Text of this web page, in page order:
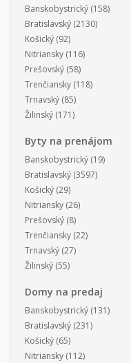
Banskobystrický (158)
Bratislavský (2130)
Košický (92)
Nitriansky (116)
Prešovský (58)
Trenčiansky (118)
Trnavský (85)
Žilinský (171)
Byty na prenájom
Banskobystrický (19)
Bratislavský (3597)
Košický (29)
Nitriansky (26)
Prešovský (8)
Trenčiansky (22)
Trnavský (27)
Žilinský (55)
Domy na predaj
Banskobystrický (131)
Bratislavský (231)
Košický (65)
Nitriansky (112)